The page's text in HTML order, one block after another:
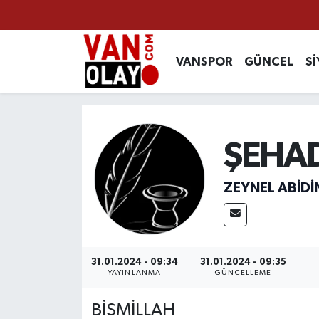
VANSPOR GÜNCEL
ZEYNEL
31.01.2024 - 09:34
YAYINLANMA
31.01.2024 - 09:35
GÜNCELLEME
BİSMİLLAH
Vanspor
Bilim & Teknoloji
Van Nöbetçi Eczaneler
Van Hava Durumu
Van Namaz Vakitleri
Van Trafik Yoğunluk Haritası
Süper Lig Puan Durumu ve Fikstür
Son Dakika Haberleri
Haber Arşivi